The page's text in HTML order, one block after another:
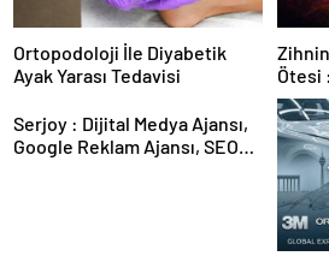
Ortopodoloji İle Diyabetik
Ayak Yarası Tedavisi
Zihnin
Ötesi
Serjoy : Dijital Medya Ajansı,
Google Reklam Ajansı, SEO